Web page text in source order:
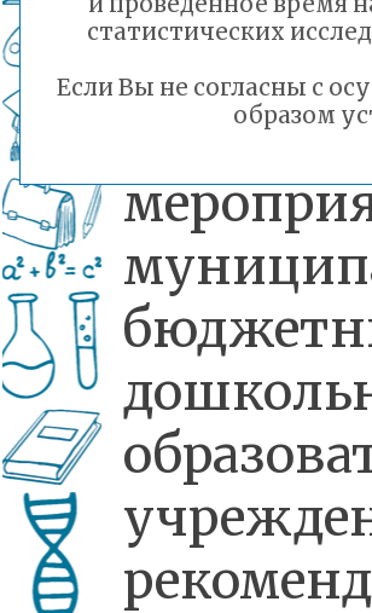
статистических
Если Вы не согласны с
образом